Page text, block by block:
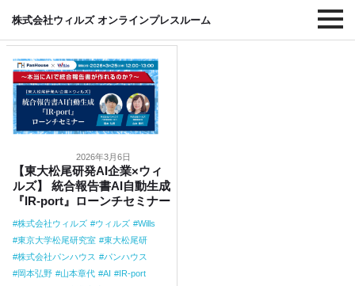
株式会社ウィルズ オンラインプレスルーム
#東大松尾研
2026年3月6日
【東大松尾研発AI企業×ウィ
ルズ】 統合報告書AI自動生成
『IR-port』ローンチセミナー
株式会社ウィルズ ウィルズ
Wills
東京大学松尾研究室
東大松尾研
株式会社パンハウス
パンハウス
岡本弘野
山本章代 AI
IR-port